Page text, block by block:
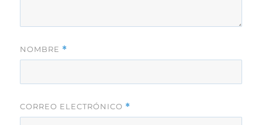
NOMBRE *
CORREO ELECTRÓNICO *